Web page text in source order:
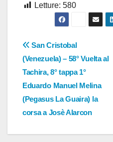
Letture: 580
Navigazione
articoli
San Cristobal
(Venezuela) – 58° Vuelta al
Tachira, 8° tappa 1°
Eduardo Manuel Melina
(Pegasus La Guaira) la
corsa a Josè Alarcon